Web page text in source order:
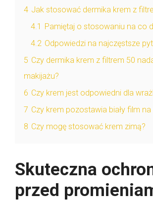
4 Jak stosować dermika krem z
4.1 Pamiętaj o stosowaniu na co
4.2 Odpowiedzi na najczęstsze
5 Czy dermika krem z filtrem 50
makijażu?
6 Czy krem jest odpowiedni dla
7 Czy krem pozostawia biały film
8 Czy mogę stosować krem zimą?
Skuteczna
przed